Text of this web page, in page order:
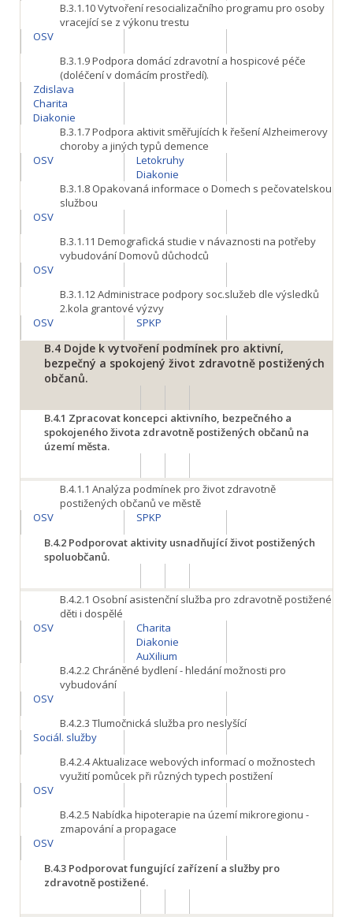
B.3.1.10Vytvoření resocializačního programu pro osoby
vracející se z výkonu trestu
OSV
B.3.1.9Podpora domácí zdravotní a hospicové péče
(doléčení v domácím prostředí).
Zdislava
Charita
Diakonie
B.3.1.7Podpora aktivit směřujících k řešení Alzheimerovy
choroby a jiných typů demence
OSV
Letokruhy
Diakonie
B.3.1.8 Opakovaná informace o Domech s pečovatelskou
službou
OSV
B.3.1.11 Demografická studie v návaznosti na potřeby
vybudování Domovů důchodců
OSV
B.3.1.12Administrace podpory soc.služeb dle výsledků
2.kola grantové výzvy
OSV
SPKP
B.4 Dojde k vytvoření podmínek pro aktivní,
bezpečný a spokojený život zdravotně postižených
občanů.
B.4.1 Zpracovat koncepci aktivního, bezpečného a
spokojeného života zdravotně postižených občanů na
území města.
B.4.1.1 Analýza podmínek pro život zdravotně
postižených občanů ve městě
OSV
SPKP
B.4.2 Podporovat aktivity usnadňující život postižených
spoluobčanů.
B.4.2.1 Osobní asistenční služba pro zdravotně postižené
děti i dospělé
OSV
Charita
Diakonie
AuXilium
B.4.2.2 Chráněné bydlení - hledání možnosti pro
vybudování
OSV
B.4.2.3 Tlumočnická služba pro neslyšící
Sociál. služby
B.4.2.4Aktualizace webových informací o možnostech
využití pomůcek při různých typech postižení
OSV
B.4.2.5 Nabídka hipoterapie na území mikroregionu -
zmapování a propagace
OSV
B.4.3 Podporovat fungující zařízení a služby pro
zdravotně postižené.